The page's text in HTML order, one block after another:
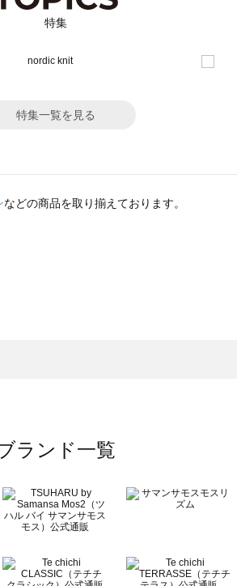
特集
特集一覧を見る
などの商品を取り揃えております。
ランド一覧